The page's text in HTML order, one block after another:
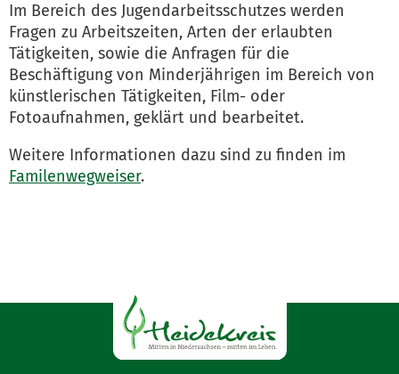
Im Bereich des Jugendarbeitsschutzes werden
Fragen zu Arbeitszeiten, Arten der erlaubten
Tätigkeiten, sowie die Anfragen für die
Beschäftigung von Minderjährigen im Bereich von
künstlerischen Tätigkeiten, Film- oder
Fotoaufnahmen, geklärt und bearbeitet.
Weitere Informationen dazu sind zu finden im
Familenwegweiser.